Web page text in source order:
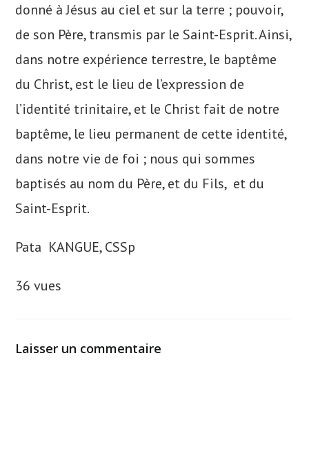
donné à Jésus au ciel et sur la terre ; pouvoir,
de son Père, transmis par le Saint-Esprit. Ainsi,
dans notre expérience terrestre, le baptême
du Christ, est le lieu de l’expression de
l’identité trinitaire, et le Christ fait de notre
baptême, le lieu permanent de cette identité,
dans notre vie de foi ; nous qui sommes
baptisés au nom du Père, et du Fils, et du
Saint-Esprit.
Pata KANGUE, CSSp
36 vues
Laisser un commentaire